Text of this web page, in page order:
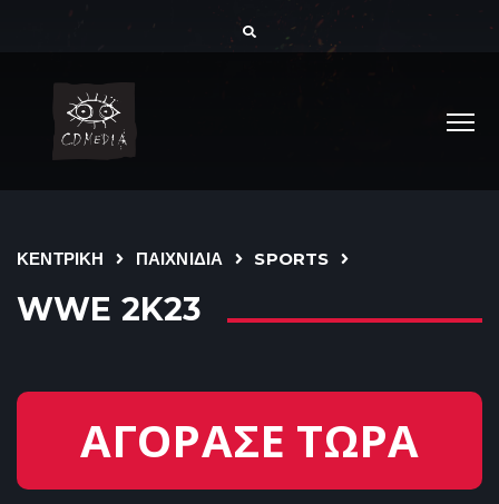
ΚΕΝΤΡΙΚΗ ΠΑΙΧΝΙΔΙΑ SPORTS
WWE 2K23
ΑΓΟΡΑΣΕ ΤΩΡΑ